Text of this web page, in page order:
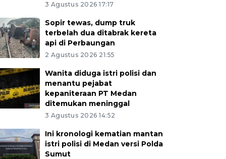
3 Agustus 2026 17:17
Sopir tewas, dump truk
terbelah dua ditabrak kereta
api di Perbaungan
2 Agustus 2026 21:55
Wanita diduga istri polisi dan
menantu pejabat
kepaniteraan PT Medan
ditemukan meninggal
3 Agustus 2026 14:52
Ini kronologi kematian mantan
istri polisi di Medan versi Polda
Sumut